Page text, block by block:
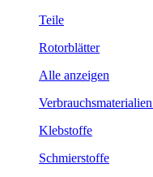
Teile
Rotorblätter
Alle anzeigen
Klebstoffe
Schmierstoffe